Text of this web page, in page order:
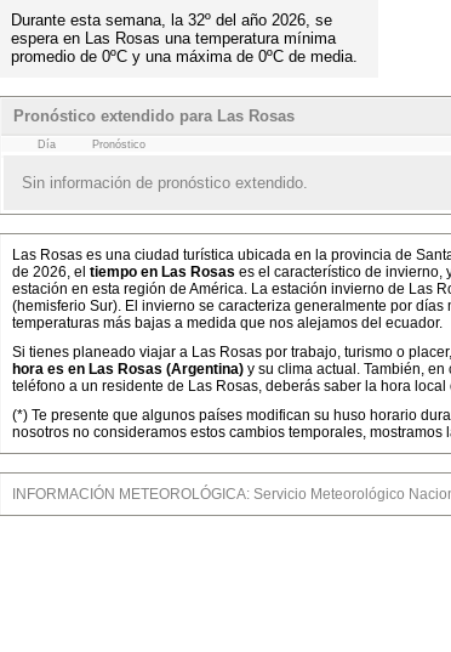
Durante esta semana, la 32º del año 2026, se
espera en Las Rosas una temperatura mínima
promedio de 0ºC y una máxima de 0ºC de media.
Pronóstico extendido para Las Rosas
Día Pronóstico
Sin información de pronóstico extendido.
Las Rosas es una ciudad turística ubicada en la provincia de
de 2026, el tiempo en Las Rosas es el característico de invierno,
estación en esta región de América. La estación invierno de Las
(hemisferio Sur). El invierno se caracteriza generalmente por días
temperaturas más bajas a medida que nos alejamos del ecuador.
Si tienes planeado viajar a Las Rosas por trabajo, turismo o
hora es en Las Rosas (Argentina) y su clima actual. También,
teléfono a un residente de Las Rosas, deberás saber la hora
(*) Te presente que algunos países modifican su huso horario
nosotros no consideramos estos cambios temporales, mostramos
INFORMACIÓN METEOROLÓGICA: Servicio Meteorológico